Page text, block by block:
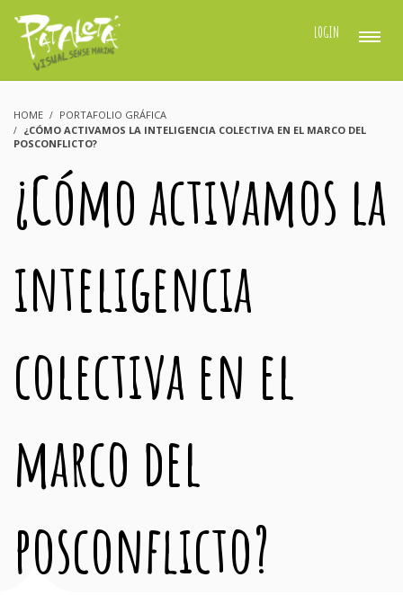
LOGIN
HOME
PORTAFOLIO GRÁFICA
¿CÓMO ACTIVAMOS LA INTELIGENCIA COLECTIVA EN EL MARCO DEL
POSCONFLICTO?
¿Cómo activamos la
inteligencia
colectiva en el
marco del
posconflicto?